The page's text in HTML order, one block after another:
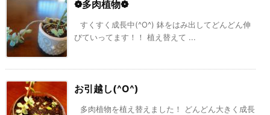
❁多肉植物❁
すくすく成長中(^O^) 鉢をはみ出してどんどん伸
びていってます！！ 植え替えて ...
お引越し(^O^)
多肉植物を植え替えました！ どんどん大きく成長